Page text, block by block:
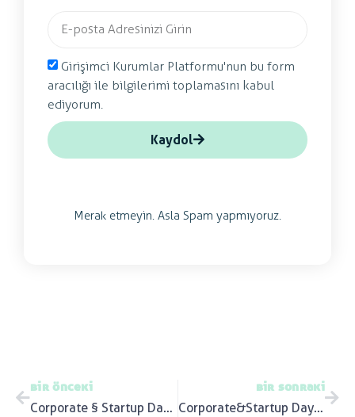
Girişimci Kurumlar Platformu'nun bu form
aracılığı ile bilgilerimi toplamasını kabul
ediyorum.
Kaydol
Merak etmeyin. Asla Spam yapmıyoruz.
bir önceki
Corporate § Startup Day 2019 etkinliği gerçekleştirildi
bir sonraki
Corporate&Startup Day etkinliği gerçekleştirildi